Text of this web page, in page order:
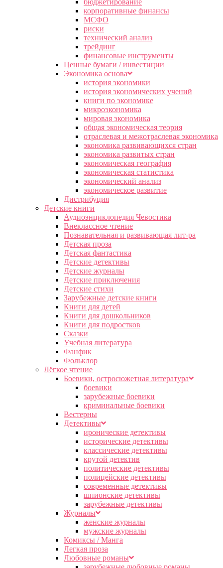
бюджетирование
корпоративные финансы
МСФО
риски
технический анализ
трейдинг
финансовые инструменты
Ценные бумаги / инвестиции
Экономика основа
история экономики
история экономических учений
книги по экономике
микроэкономика
мировая экономика
общая экономическая теория
отраслевая и межотраслевая экономика
экономика развивающихся стран
экономика развитых стран
экономическая география
экономическая статистика
экономический анализ
экономическое развитие
Дистрибуция
Детские книги
Аудиоэнциклопедия Чевостика
Внеклассное чтение
Познавательная и развивающая лит-ра
Детская проза
Детская фантастика
Детские детективы
Детские журналы
Детские приключения
Детские стихи
Зарубежные детские книги
Книги для детей
Книги для дошкольников
Книги для подростков
Сказки
Учебная литература
Фанфик
Фольклор
Лёгкое чтение
Боевики, остросюжетная литература
боевики
зарубежные боевики
криминальные боевики
Вестерны
Детективы
иронические детективы
исторические детективы
классические детективы
крутой детектив
политические детективы
полицейские детективы
современные детективы
шпионские детективы
зарубежные детективы
Журналы
женские журналы
мужские журналы
Комиксы / Манга
Легкая проза
Любовные романы